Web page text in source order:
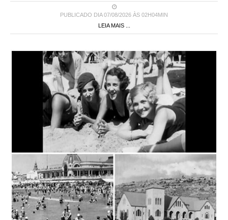
PUBLICADO DIA 07/08/2026 ÀS 02H04MIN
LEIA MAIS ...